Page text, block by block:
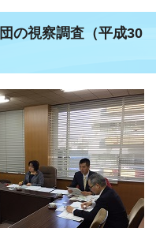
の視察調査（平成30